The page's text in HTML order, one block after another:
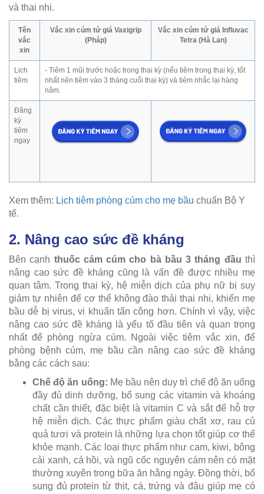
và thai nhi.
Tên
vắc
xin
Vắc xin cúm tứ giá Vaxigrip
(Pháp)
Vắc xin cúm tứ giá Influvac
Tetra (Hà Lan)
Lịch
tiêm
- Tiêm 1 mũi trước hoặc trong thai kỳ (nếu tiêm trong thai kỳ, tốt
nhất nên tiêm vào 3 tháng cuối thai kỳ) và tiêm nhắc lại hàng
năm.
Đăng
ký
tiêm
ngay
Xem thêm: Lịch tiêm phòng cúm cho mẹ bầu chuẩn Bộ Y
tế.
2. Nâng cao sức đề kháng
Bên cạnh thuốc cảm cúm cho bà bầu 3 tháng đầu thì
nâng cao sức đề kháng cũng là vấn đề được nhiều mẹ
quan tâm. Trong thai kỳ, hệ miễn dịch của phụ nữ bị suy
giảm tự nhiên để cơ thể không đào thải thai nhi, khiến mẹ
bầu dễ bị virus, vi khuẩn tấn công hơn. Chính vì vậy, việc
nâng cao sức đề kháng là yếu tố đầu tiên và quan trọng
nhất để phòng ngừa cúm. Ngoài việc tiêm vắc xin, để
phòng bệnh cúm, mẹ bầu cần nâng cao sức đề kháng
bằng các cách sau:
Chế độ ăn uống: Mẹ bầu nên duy trì chế độ ăn uống
đầy đủ dinh dưỡng, bổ sung các vitamin và khoáng
chất cần thiết, đặc biệt là vitamin C và sắt để hỗ trợ
hệ miễn dịch. Các thực phẩm giàu chất xơ, rau củ
quả tươi và protein là những lựa chọn tốt giúp cơ thể
khỏe mạnh. Các loại thực phẩm như cam, kiwi, bông
cải xanh, cá hồi, và ngũ cốc nguyên cám nên có mặt
thường xuyên trong bữa ăn hằng ngày. Đồng thời, bổ
sung đủ protein từ thịt, cá, trứng và đậu giúp mẹ có